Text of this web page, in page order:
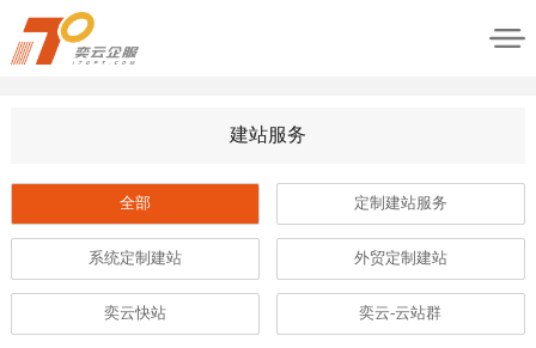
建站服务
全部 定制建站服务
系统定制建站 外贸定制建站
奕云快站 奕云-云站群